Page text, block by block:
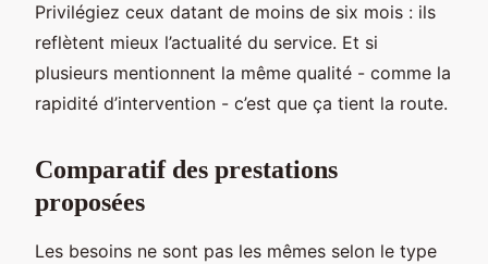
Privilégiez ceux datant de moins de six mois : ils
reflètent mieux l’actualité du service. Et si
plusieurs mentionnent la même qualité - comme la
rapidité d’intervention - c’est que ça tient la route.
Comparatif des prestations
proposées
Les besoins ne sont pas les mêmes selon le type